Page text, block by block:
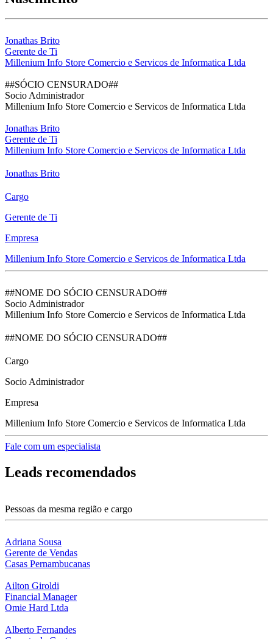
Jonathas Brito
Gerente de Ti
Millenium Info Store Comercio e Servicos de Informatica Ltda
##SÓCIO CENSURADO##
Socio Administrador
Millenium Info Store Comercio e Servicos de Informatica Ltda
Jonathas Brito
Gerente de Ti
Millenium Info Store Comercio e Servicos de Informatica Ltda
Jonathas Brito
Cargo
Gerente de Ti
Empresa
Millenium Info Store Comercio e Servicos de Informatica Ltda
##NOME DO SÓCIO CENSURADO##
Socio Administrador
Millenium Info Store Comercio e Servicos de Informatica Ltda
##NOME DO SÓCIO CENSURADO##
Cargo
Socio Administrador
Empresa
Millenium Info Store Comercio e Servicos de Informatica Ltda
Fale com um especialista
Leads recomendados
Pessoas da mesma região e cargo
Adriana Sousa
Gerente de Vendas
Casas Pernambucanas
Ailton Giroldi
Financial Manager
Omie Hard Ltda
Alberto Fernandes